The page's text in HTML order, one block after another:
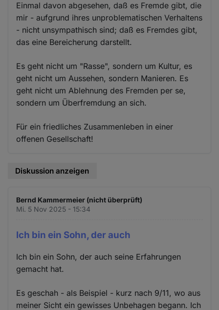
Einmal davon abgesehen, daß es Fremde gibt, die
mir - aufgrund ihres unproblematischen Verhaltens
- nicht unsympathisch sind; daß es Fremdes gibt,
das eine Bereicherung darstellt.
Es geht nicht um "Rasse", sondern um Kultur, es
geht nicht um Aussehen, sondern Manieren. Es
geht nicht um Ablehnung des Fremden per se,
sondern um Überfremdung an sich.
Für ein friedliches Zusammenleben in einer
offenen Gesellschaft!
Diskussion anzeigen
Bernd Kammermeier (nicht überprüft)
Mi. 5 Nov 2025 - 15:34
Ich bin ein Sohn, der auch
Ich bin ein Sohn, der auch seine Erfahrungen
gemacht hat.
Es geschah - als Beispiel - kurz nach 9/11, wo aus
meiner Sicht ein gewisses Unbehagen begann. Ich